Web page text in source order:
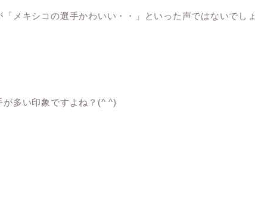
メキシコの選手かわいい・・」といった声ではないでしょ
が多い印象ですよね？(^ ^)